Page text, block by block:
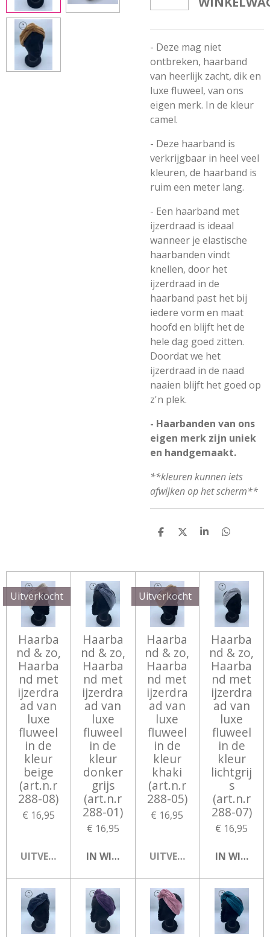
- Deze mag niet
ontbreken, haarband
van heerlijk zacht, dik en
luxe fluweel, van ons
eigen merk. In de kleur
camel.
- Deze haarband is
verkrijgbaar in heel veel
kleuren, de haarband is
ruim een meter lang.
- Een haarband met
ijzerdraad is ideaal
wanneer je elastische
haarbanden vindt
knellen, door het
ijzerdraad in de
haarband past het bij
iedere vorm en maat
hoofd en blijft het de
hele dag goed zitten.
Doordat we het
ijzerdraad in de naad
naaien blijft het goed op
z'n plek.
- Haarbanden van ons
eigen merk zijn uniek
en handgemaakt.
**kleuren kunnen iets
afwijken op het scherm**
D
N
D
S
E
D
N
Uitverkocht
Haarba
nd & zo,
Haarba
nd met
ijzerdra
ad van
luxe
fluweel
in de
kleur
beige
(art.n.r
288-08)
€ 16,95
UITVERKOCHT
Haarba
nd & zo,
Haarba
nd met
ijzerdra
ad van
luxe
fluweel
in de
kleur
donker
grijs
(art.n.r
288-01)
€ 16,95
IN WINKELWAGEN
Uitverkocht
Haarba
nd & zo,
Haarba
nd met
ijzerdra
ad van
luxe
fluweel
in de
kleur
khaki
(art.n.r
288-05)
€ 16,95
UITVERKOCHT
Haarba
nd & zo,
Haarba
nd met
ijzerdra
ad van
luxe
fluweel
in de
kleur
lichtgrij
s
(art.n.r
288-07)
€ 16,95
IN